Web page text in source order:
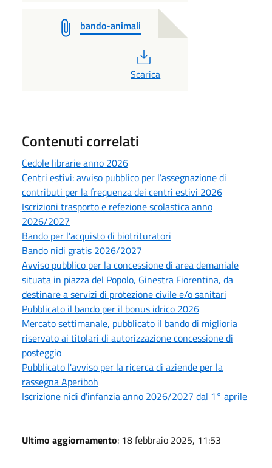
bando-animali
Scarica
Contenuti correlati
Cedole librarie anno 2026
Centri estivi: avviso pubblico per l’assegnazione di
contributi per la frequenza dei centri estivi 2026
Iscrizioni trasporto e refezione scolastica anno
2026/2027
Bando per l'acquisto di biotrituratori
Bando nidi gratis 2026/2027
Avviso pubblico per la concessione di area demaniale
situata in piazza del Popolo, Ginestra Fiorentina, da
destinare a servizi di protezione civile e/o sanitari
Pubblicato il bando per il bonus idrico 2026
Mercato settimanale, pubblicato il bando di miglioria
riservato ai titolari di autorizzazione concessione di
posteggio
Pubblicato l'avviso per la ricerca di aziende per la
rassegna Aperiboh
Iscrizione nidi d'infanzia anno 2026/2027 dal 1° aprile
Ultimo aggiornamento: 18 febbraio 2025, 11:53